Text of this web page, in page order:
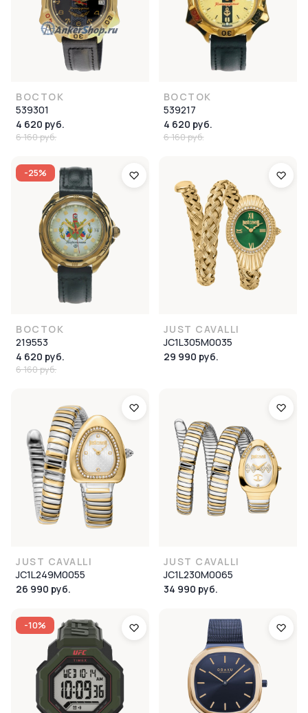
ВОСТОК
539301
4 620 руб.
6 160 руб.
ВОСТОК
539217
4 620 руб.
6 160 руб.
-25%
ВОСТОК
219553
4 620 руб.
6 160 руб.
JUST CAVALLI
JC1L305M0035
29 990 руб.
JUST CAVALLI
JC1L249M0055
26 990 руб.
JUST CAVALLI
JC1L230M0065
34 990 руб.
-10%